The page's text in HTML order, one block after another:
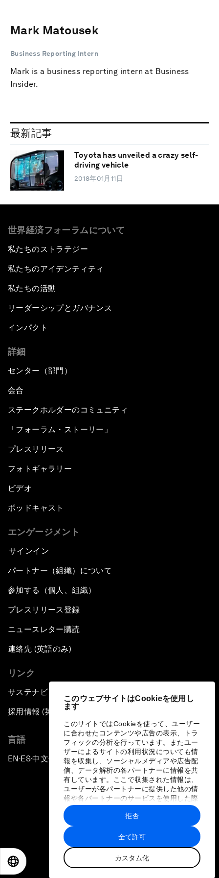
このウェブサイトはCookieを使用し
ます
このサイトではCookieを使って、ユーザー
に合わせたコンテンツや広告の表示、トラ
フィックの分析を行っています。またユー
ザーによるサイトの利用状況についても情
報を収集し、ソーシャルメディアや広告配
信、データ解析の各パートナーに情報を共
有しています。ここで収集された情報は、
ユーザーが各パートナーに提供した他の情
報や各パートナーのサービスを使用した際
に収集された情報と組み合わされ、各パー
トナーによって使用されることがありま
す。
全て許可
カスタム化
拒否
Mark Matousek
Business Reporting Intern
Mark is a business reporting intern at Business
Insider.
最新記事
Toyota has unveiled a crazy self-
driving vehicle
2018年01月11日
世界経済フォーラムについて
私たちのストラテジー
私たちのアイデンティティ
私たちの活動
リーダーシップとガバナンス
インパクト
詳細
センター（部門）
会合
ステークホルダーのコミュニティ
「フォーラム・ストーリー」
プレスリリース
フォトギャラリー
ビデオ
ポッドキャスト
エンゲージメント
サインイン
パートナー（組織）について
参加する（個人、組織）
プレスリリース登録
ニュースレター購読
連絡先 (英語のみ)
リンク
サステナビリティへの取り組み
採用情報 (英語のみ)
言語
EN ▪ES▪中文▪ 日本語
プライバシーポリシーと利用規約
サイトマップ
©
世界経済フォーラム